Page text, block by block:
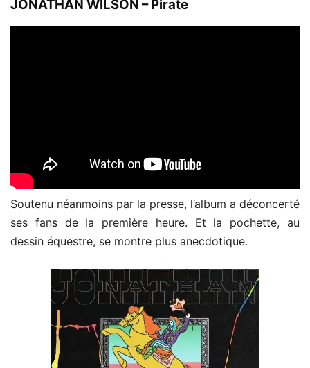
JONATHAN WILSON – Pirate
Soutenu néanmoins par la presse, l’album a déconcerté
ses fans de la première heure. Et la pochette, au
dessin équestre, se montre plus anecdotique.